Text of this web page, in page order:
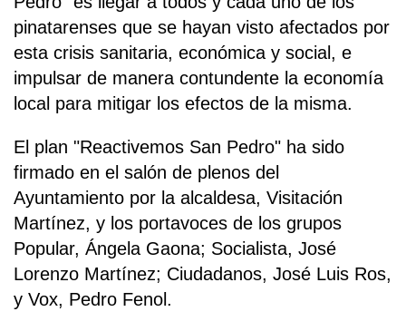
pinatarenses que se hayan visto afectados por
esta crisis sanitaria, económica y social, e
impulsar de manera contundente la economía
local para mitigar los efectos de la misma.
El plan "Reactivemos San Pedro" ha sido
firmado en el salón de plenos del
Ayuntamiento por la alcaldesa, Visitación
Martínez, y los portavoces de los grupos
Popular, Ángela Gaona; Socialista, José
Lorenzo Martínez; Ciudadanos, José Luis Ros,
y Vox, Pedro Fenol.